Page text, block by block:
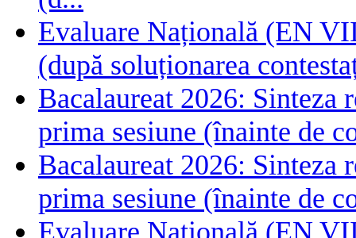
Evaluare Națională (EN
(după soluționarea
Bacalaureat 2026:
prima sesiune (înainte de
Bacalaureat 2026:
prima sesiune (înainte de